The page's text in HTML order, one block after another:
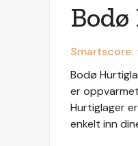
Smartscore:
Bodø
er
Hurtiglager
enkelt inn